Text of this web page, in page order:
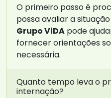
O primeiro passo é
possa avaliar a
Grupo ViDA pode
fornecer orientações
necessária.
Quanto tempo leva o
internação?